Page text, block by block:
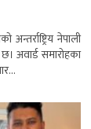
नेपाली
अवार्ड समारोहका